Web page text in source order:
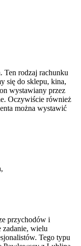
Ten rodzaj rachunku
się do sklepu, kina,
wystawiany przez
Oczywiście również
można wystawić
przychodów i
zadanie, wielu
Tego typu